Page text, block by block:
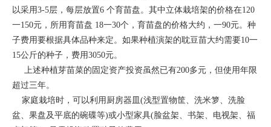
以采用3-5层，每层放置6 个育苗盘。其中立体栽培架的价格在120
一150元，所用育苗盘 18一30个，育苗盘的价格大约，一90元。种
子费用要根据具体品种来定。如果种植演架的耽豆苗大约需要10一
15公斤的种子，费用3050元。
上述种植芽苗菜的固定资产投资虽然已有200多元，但使用年限
超过三年。
家庭栽培时，可以利用厨房器皿(浅型置物筐、洗米箩、洗脸
盆、果盘及平底的碗碟等)或小型家具(脸盆架、书架、电视架、福